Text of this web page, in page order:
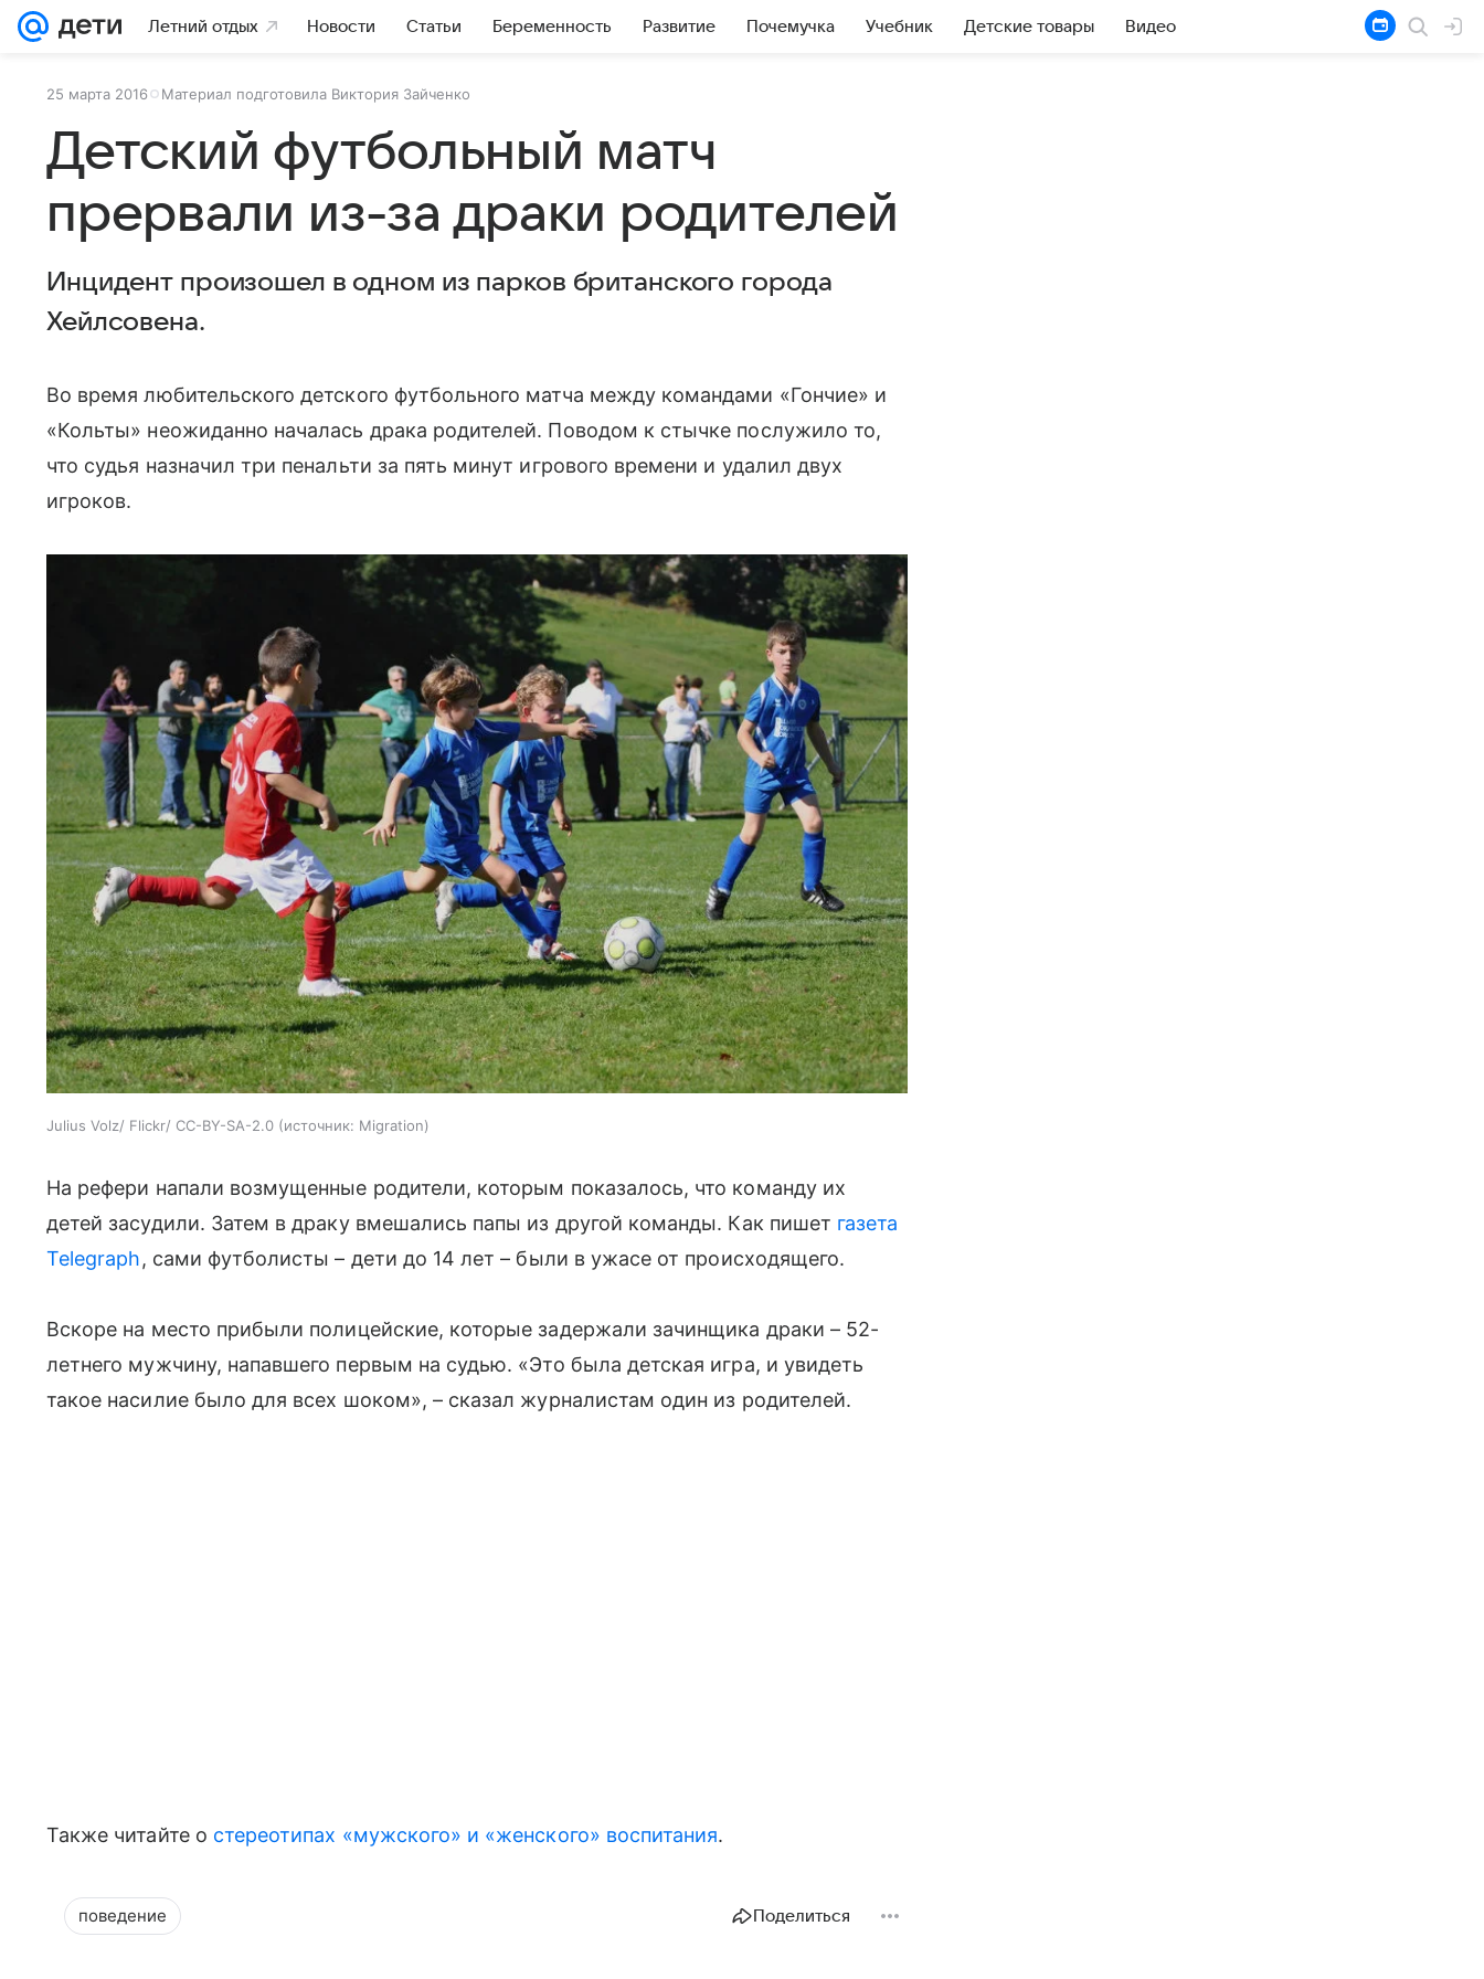
Летний отдых Новости Статьи Беременность Развитие Почемучка Учебник Детские товары Видео
25 марта 2016 Материал подготовила Виктория Зайченко
Детский футбольный матч
прервали из-за драки родителей
Инцидент произошел в одном из парков британского города
Хейлсовена.
Во время любительского детского футбольного матча между командами «Гончие» и
«Кольты» неожиданно началась драка родителей. Поводом к стычке послужило то,
что судья назначил три пенальти за пять минут игрового времени и удалил двух
игроков.
Julius Volz/ Flickr/ CC-BY-SA-2.0 источник: Migration
На рефери напали возмущенные родители, которым показалось, что команду их
детей засудили. Затем в драку вмешались папы из другой команды. Как пишет газета
Telegraph, сами футболисты – дети до 14 лет – были в ужасе от происходящего.
Вскоре на место прибыли полицейские, которые задержали зачинщика драки – 52-
летнего мужчину, напавшего первым на судью. «Это была детская игра, и увидеть
такое насилие было для всех шоком», – сказал журналистам один из родителей.
Также читайте о стереотипах «мужского» и «женского» воспитания.
поведение Поделиться